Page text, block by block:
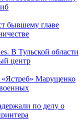
бывшему главе
В Тульской области
центр
Марущенко
по делу о